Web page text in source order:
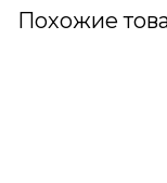
Похожие